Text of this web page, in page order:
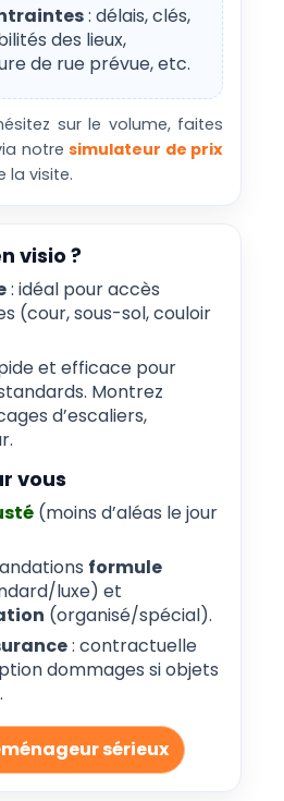
: délais, clés,
des lieux,
de rue prévue, etc.
sur le volume, faites
notresimulateur de prix
la visite.
visio ?
: idéal pour accès
(cour, sous-sol, couloir
et efficace pour
Montrez
d’escaliers,
vous
(moins d’aléas le jour
formule
luxe) et
(organisé/spécial).
: contractuelle
dommages si objets
sérieux